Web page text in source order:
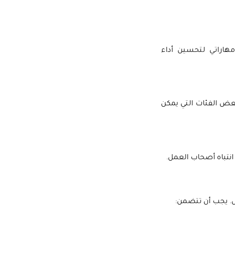
لتحسين أداء
الفئات التي يمكن
أصحاب العمل.
يجب أن تتضمن: